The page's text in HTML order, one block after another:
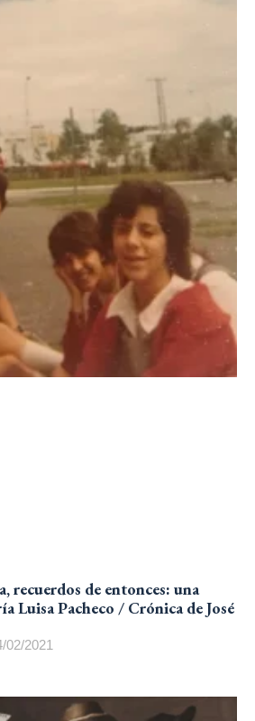
recuerdos de entonces: una
Luisa Pacheco / Crónica de José
02/2021